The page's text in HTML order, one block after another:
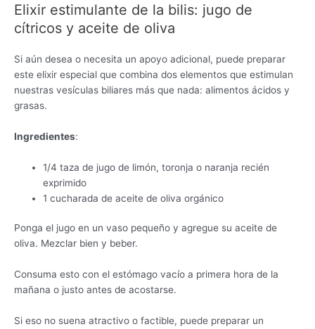
Elixir estimulante de la bilis: jugo de
cítricos y aceite de oliva
Si aún desea o necesita un apoyo adicional, puede preparar
este elixir especial que combina dos elementos que estimulan
nuestras vesículas biliares más que nada: alimentos ácidos y
grasas.
Ingredientes:
1/4 taza de jugo de limón, toronja o naranja recién
exprimido
1 cucharada de aceite de oliva orgánico
Ponga el jugo en un vaso pequeño y agregue su aceite de
oliva. Mezclar bien y beber.
Consuma esto con el estómago vacío a primera hora de la
mañana o justo antes de acostarse.
Si eso no suena atractivo o factible, puede preparar un